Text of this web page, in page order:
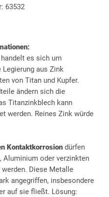
63532
handelt es sich um
aus Zink
von Titan und Kupfer.
ändern sich die
Titanzinkblech kann
werden. Reines Zink würde
Kontaktkorrosion dürfen
Aluminium oder verzinkten
Diese Metalle
angegriffen, insbesondere
auf sie fließt. Lösung: